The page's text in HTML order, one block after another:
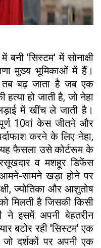
बनी 'सिस्टम' में सोनाक्षी
मुख्य भूमिकाओं में हैं।
तब बढ़ जाता है जब एक
हो जाती है, जो नेहा
में खींच ले जाती है।
10वां केस जीतने और
करने के लिए नेहा,
यह फैसला उसे कोर्टरूम के
व मशहूर डिफेंस
सामने खड़ा होने पर
ज्योतिका और आशुतोष
मिलती है जिसकी किसी
ने इसमें अपनी बेहतरीन
बटोर रही 'सिस्टम' एक
दर्शकों पर अपनी एक